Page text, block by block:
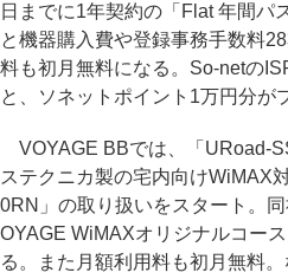
日までに1年契約の「Flat 年間パ
と機器購入費や登録事務手数料
料も初月無料になる。So-netの
と、ソネットポイント1万円分が
VOYAGE BBでは、「URoad-
ステクニカ製の宅内向けWiMAX
0RN」の取り扱いをスタート。
OYAGE WiMAXオリジナルコー
る。また月額利用料も初月無料